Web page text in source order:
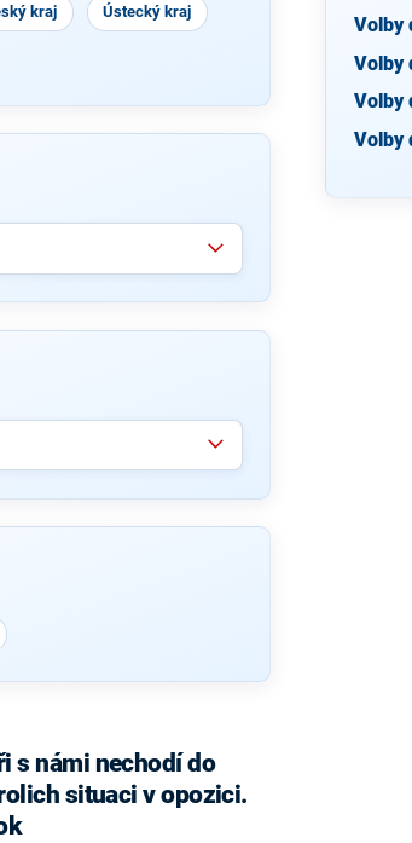
kraj Ústecký kraj
s námi nechodí do
situaci v opozici.
Volby
Volby
Volby
Volby